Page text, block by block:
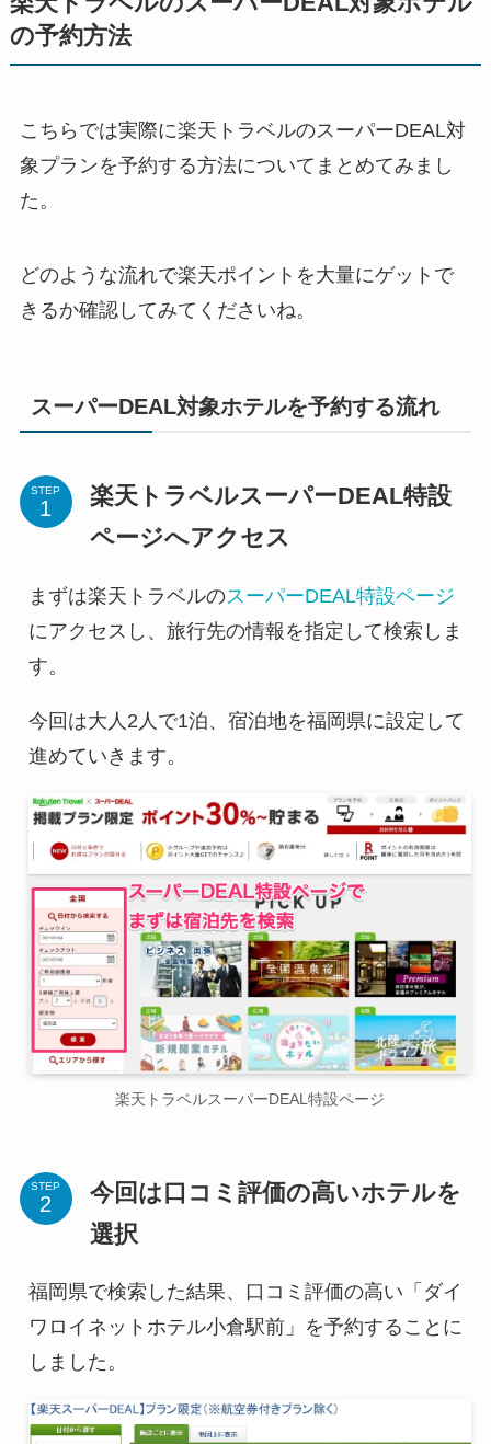
の予約方法
こちらでは実際に楽天トラベルのスーパーDEAL対
象プランを予約する方法についてまとめてみまし
た。
どのような流れで楽天ポイントを大量にゲットで
きるか確認してみてくださいね。
スーパーDEAL対象ホテルを予約する流れ
STEP
楽天トラベルスーパーDEAL特設
ページへアクセス
まずは楽天トラベルのスーパーDEAL特設ページ
にアクセスし、旅行先の情報を指定して検索しま
す。
今回は大人2人で1泊、宿泊地を福岡県に設定して
進めていきます。
楽天トラベルスーパーDEAL特設ページ
STEP
今回は口コミ評価の高いホテルを
選択
福岡県で検索した結果、口コミ評価の高い「ダイ
ワロイネットホテル小倉駅前」を予約することに
しました。